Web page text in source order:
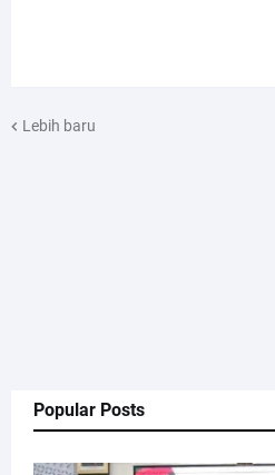
Popular Posts
Lebih baru